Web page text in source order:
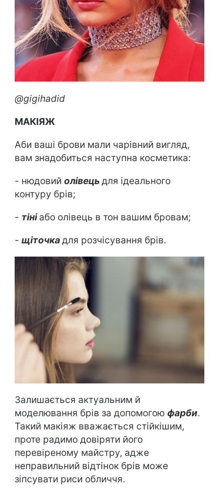
@gigihadid
МАКІЯЖ
Аби ваші брови мали чарівний вигляд,
вам знадобиться наступна косметика:
- нюдовий олівецьдля ідеального
контуру брів;
- тініабо олівець в тон вашим бровам;
- щіточкадля розчісування брів.
Залишається актуальним й
моделювання брів за допомогою фарби.
Такий макіяж вважається стійкішим,
проте радимо довіряти його
перевіреному майстру, адже
неправильний відтінок брів може
зіпсувати риси обличчя.